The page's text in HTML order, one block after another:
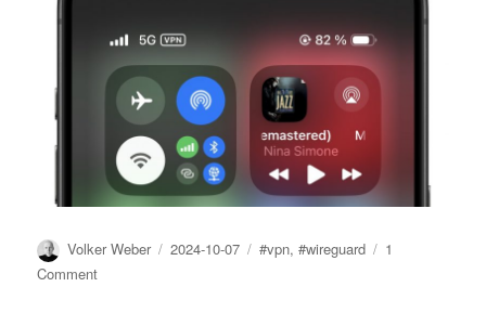
Author
Volker Weber
Posted
2024-10-07 Tags
#vpn,#wireguard
1
Commenton